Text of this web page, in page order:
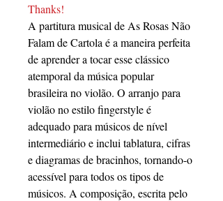
Thanks!
A partitura musical de As Rosas Não
Falam de Cartola é a maneira perfeita
de aprender a tocar esse clássico
atemporal da música popular
brasileira no violão. O arranjo para
violão no estilo fingerstyle é
adequado para músicos de nível
intermediário e inclui tablatura, cifras
e diagramas de bracinhos, tornando-o
acessível para todos os tipos de
músicos. A composição, escrita pelo